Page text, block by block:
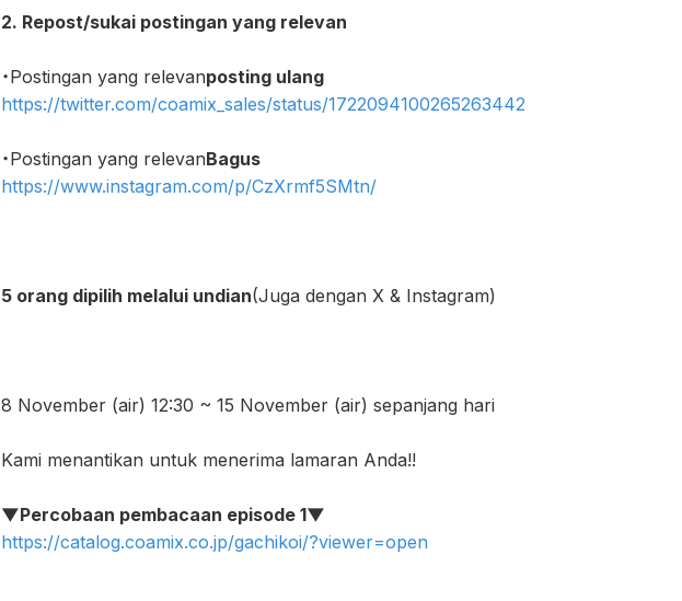
2. Repost/sukai postingan yang relevan
・Postingan yang relevanposting ulang
https://twitter.com/coamix_sales/status/1722094100265263442
・Postingan yang relevanBagus
https://www.instagram.com/p/CzXrmf5SMtn/
5 orang dipilih melalui undian(Juga dengan X & Instagram)
8 November (air) 12:30 ~ 15 November (air) sepanjang hari
Kami menantikan untuk menerima lamaran Anda!!
▼Percobaan pembacaan episode 1▼
https://catalog.coamix.co.jp/gachikoi/?viewer=open